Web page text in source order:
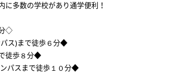
多数の学校があり通学便利！
◇
ス)まで徒歩６分◆
徒歩８分◆
パスまで徒歩１０分◆